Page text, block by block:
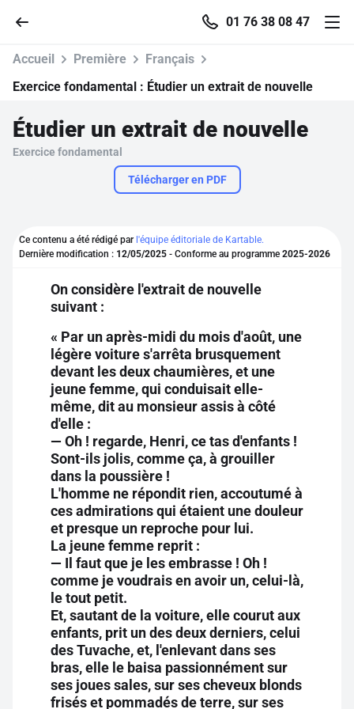
01 76 38 08 47
Accueil
Se connecter
Pour profiter de 10 contenus offerts.
Accueil Première
Français
Exercice fondamental : Étudier un extrait de nouvelle
Étudier un extrait de nouvelle
Exercice fondamental
Télécharger en PDF
Ce contenu a été rédigé par l'équipe éditoriale de Kartable.
Dernière modification : 12/05/2025 - Conforme au programme 2025-2026
On considère l'extrait de nouvelle
suivant :
« Par un après-midi du mois d'août, une
légère voiture s'arrêta brusquement
devant les deux chaumières, et une
jeune femme, qui conduisait elle-
même, dit au monsieur assis à côté
d'elle :
— Oh ! regarde, Henri, ce tas d'enfants !
Sont-ils jolis, comme ça, à grouiller
dans la poussière !
L'homme ne répondit rien, accoutumé à
ces admirations qui étaient une douleur
et presque un reproche pour lui.
La jeune femme reprit :
— Il faut que je les embrasse ! Oh !
comme je voudrais en avoir un, celui-là,
le tout petit.
Et, sautant de la voiture, elle courut aux
enfants, prit un des deux derniers, celui
des Tuvache, et, l'enlevant dans ses
bras, elle le baisa passionnément sur
ses joues sales, sur ses cheveux blonds
frisés et pommadés de terre, sur ses